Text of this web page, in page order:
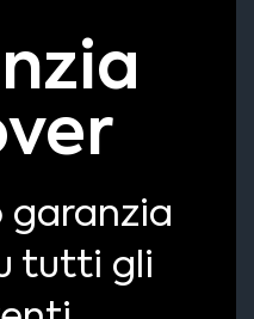
garanzia
tutti gli